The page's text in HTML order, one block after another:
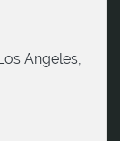
Angeles,